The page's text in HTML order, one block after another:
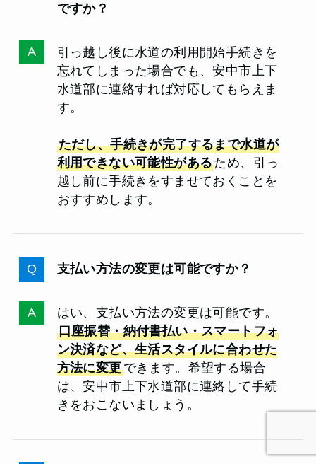
ですか？
引っ越し後に水道の利用開始手続きを
忘れてしまった場合でも、安中市上下
水道部に連絡すれば対応してもらえま
す。
ただし、手続きが完了するまで水道が
利用できない可能性があるため、引っ
越し前に手続きをすませておくことを
おすすめします。
支払い方法の変更は可能ですか？
はい、支払い方法の変更は可能です。
口座振替・納付書払い・スマートフォ
ン決済など、生活スタイルに合わせた
方法に変更できます。希望する場合
は、安中市上下水道部に連絡して手続
きをおこないましょう。